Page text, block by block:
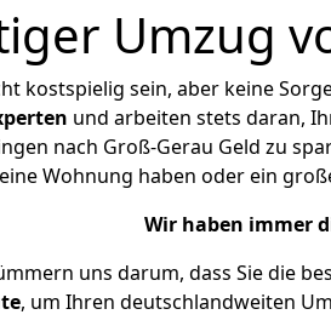
Umzug
kostspielig sein, aber keine
und arbeiten stets daran,
nach Groß-Gerau Geld zu
Wohnung haben oder ein
Wir haben immer
uns darum, dass Sie die
, um Ihren deutschlandweiten